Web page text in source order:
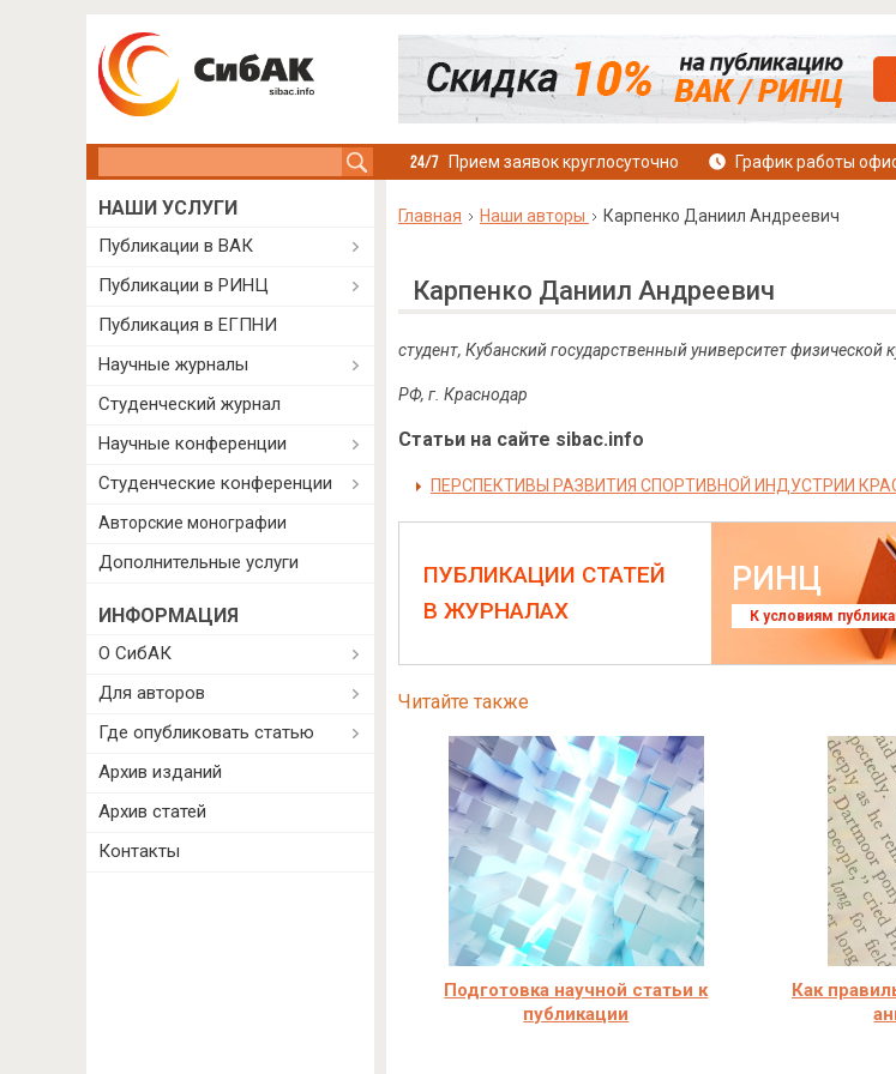
Прием заявок круглосуточно График работы
Главная Наши авторы Карпенко Даниил Андреевич
Карпенко Даниил Андреевич
студент, Кубанский государственный университет физической
РФ, г. Краснодар
Статьи на сайте sibac.info
ПЕРСПЕКТИВЫ РАЗВИТИЯ СПОРТИВНОЙ ИНДУСТРИИ
ПУБЛИКАЦИИ СТАТЕЙ
В ЖУРНАЛАХ
РИНЦ
К условиям
Читайте также
Подготовка научной статьи к
публикации
Как
НАШИ УСЛУГИ
Публикации в ВАК
Публикации в РИНЦ
Публикация в ЕГПНИ
Научные журналы
Студенческий журнал
Научные конференции
Студенческие конференции
Авторские монографии
Дополнительные услуги
ИНФОРМАЦИЯ
О СибАК
Для авторов
Где опубликовать статью
Архив изданий
Архив статей
Контакты